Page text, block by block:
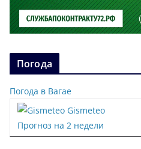
Погода
Погода в Вагае
Gismeteo
Прогноз на 2 недели